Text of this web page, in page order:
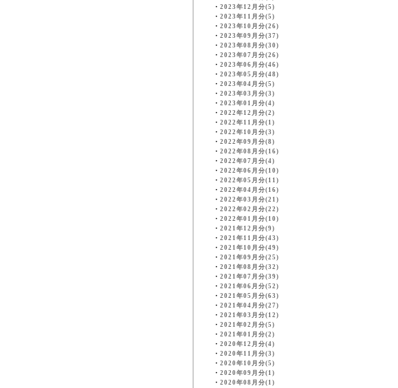
・ 2023年12月分(5)
・ 2023年11月分(5)
・ 2023年10月分(26)
・ 2023年09月分(37)
・ 2023年08月分(30)
・ 2023年07月分(26)
・ 2023年06月分(46)
・ 2023年05月分(48)
・ 2023年04月分(5)
・ 2023年03月分(3)
・ 2023年01月分(4)
・ 2022年12月分(2)
・ 2022年11月分(1)
・ 2022年10月分(3)
・ 2022年09月分(8)
・ 2022年08月分(16)
・ 2022年07月分(4)
・ 2022年06月分(10)
・ 2022年05月分(11)
・ 2022年04月分(16)
・ 2022年03月分(21)
・ 2022年02月分(22)
・ 2022年01月分(10)
・ 2021年12月分(9)
・ 2021年11月分(43)
・ 2021年10月分(49)
・ 2021年09月分(25)
・ 2021年08月分(32)
・ 2021年07月分(39)
・ 2021年06月分(52)
・ 2021年05月分(63)
・ 2021年04月分(27)
・ 2021年03月分(12)
・ 2021年02月分(5)
・ 2021年01月分(2)
・ 2020年12月分(4)
・ 2020年11月分(3)
・ 2020年10月分(5)
・ 2020年09月分(1)
・ 2020年08月分(1)